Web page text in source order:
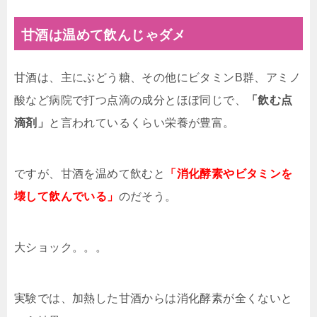
甘酒は温めて飲んじゃダメ
甘酒は、主にぶどう糖、その他にビタミンB群、アミノ
酸など病院で打つ点滴の成分とほぼ同じで、
「飲む点
滴剤」
と言われているくらい栄養が豊富。
ですが、甘酒を温めて飲むと
「消化酵素やビタミンを
壊して飲んでいる」 のだそう。
大ショック。。。
実験では、加熱した甘酒からは消化酵素が全くないと